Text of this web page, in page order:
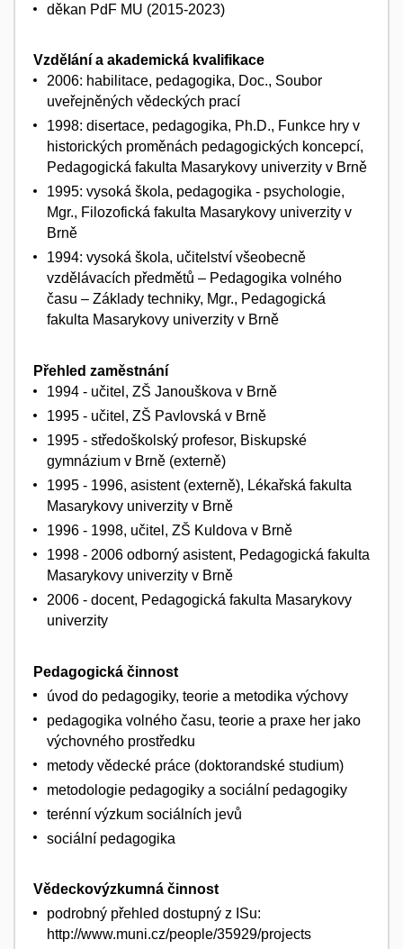
děkan PdF MU (2015-2023)
Vzdělání a akademická kvalifikace
2006: habilitace, pedagogika, Doc., Soubor
uveřejněných vědeckých prací
1998: disertace, pedagogika, Ph.D., Funkce hry v
historických proměnách pedagogických koncepcí,
Pedagogická fakulta Masarykovy univerzity v Brně
1995: vysoká škola, pedagogika - psychologie,
Mgr., Filozofická fakulta Masarykovy univerzity v
Brně
1994: vysoká škola, učitelství všeobecně
vzdělávacích předmětů – Pedagogika volného
času – Základy techniky, Mgr., Pedagogická
fakulta Masarykovy univerzity v Brně
Přehled zaměstnání
1994 - učitel, ZŠ Janouškova v Brně
1995 - učitel, ZŠ Pavlovská v Brně
1995 - středoškolský profesor, Biskupské
gymnázium v Brně (externě)
1995 - 1996, asistent (externě), Lékařská fakulta
Masarykovy univerzity v Brně
1996 - 1998, učitel, ZŠ Kuldova v Brně
1998 - 2006 odborný asistent, Pedagogická fakulta
Masarykovy univerzity v Brně
2006 - docent, Pedagogická fakulta Masarykovy
univerzity
Pedagogická činnost
úvod do pedagogiky, teorie a metodika výchovy
pedagogika volného času, teorie a praxe her jako
výchovného prostředku
metody vědecké práce (doktorandské studium)
metodologie pedagogiky a sociální pedagogiky
terénní výzkum sociálních jevů
sociální pedagogika
Vědeckovýzkumná činnost
podrobný přehled dostupný z ISu:
http://www.muni.cz/people/35929/projects